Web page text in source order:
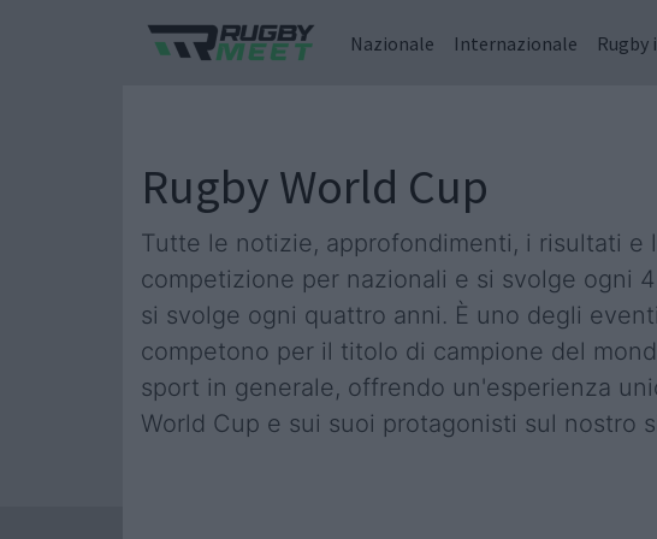
Nazionale Internazionale Rugby
Rugby World Cup
Tutte le notizie, approfondimenti, i risultati e
competizione per nazionali e si svolge ogni
si svolge ogni quattro anni. È uno degli
competono per il titolo di campione del
sport in generale, offrendo un'esperienza
World Cup e sui suoi protagonisti sul nostro